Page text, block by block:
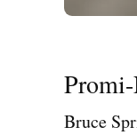
Promi-
Bruce